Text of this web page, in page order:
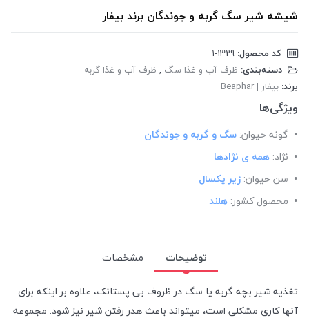
شیشه شیر سگ گربه و جوندگان برند بیفار
کد محصول:
دسته‌بندی: ظرف آب و غذا سگ , ظرف آب و غذا گربه
برند: بیفار | Beaphar
ویژگی‌ها
گونه حیوان: سگ و گربه و جوندگان
نژاد: همه ی نژادها
سن حیوان: زیر یکسال
محصول کشور: هلند
توضیحات
مشخصات
تغذیه شیر بچه گربه یا سگ در ظروف بی پستانک، علاوه بر اینکه برای
آنها کاری مشکلی است، میتواند باعث هدر رفتن شیر نیز شود. مجموعه